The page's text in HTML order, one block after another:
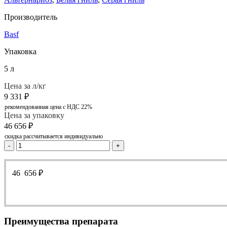
Производитель
Basf
Упаковка
5 л
Цена за л/кг
9 331 ₽
рекомендованная цена с НДС 22%
Цена за упаковку
46 656 ₽
скидка рассчитывается индивидуально
- +
46 656 ₽
Преимущества препарата